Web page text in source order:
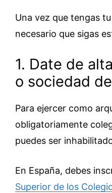
Una vez que tengas
necesario que sigas
1. Date de
o sociedad
Para ejercer como
obligatoriamente
puedes ser
En España, debes
Superior de los